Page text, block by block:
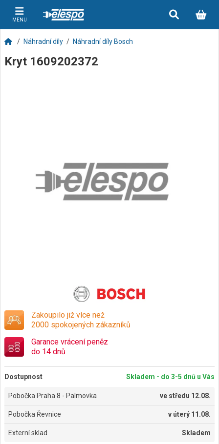
MENU
Náhradní díly Náhradní díly Bosch
Kryt 1609202372
Zakoupilo již více než
2000 spokojených zákazníků
Garance vrácení peněz
do 14 dnů
Dostupnost Skladem - do 3-5 dnů u Vás
Pobočka Praha 8 - Palmovka ve středu 12.08.
Pobočka Řevnice v úterý 11.08.
Externí sklad Skladem